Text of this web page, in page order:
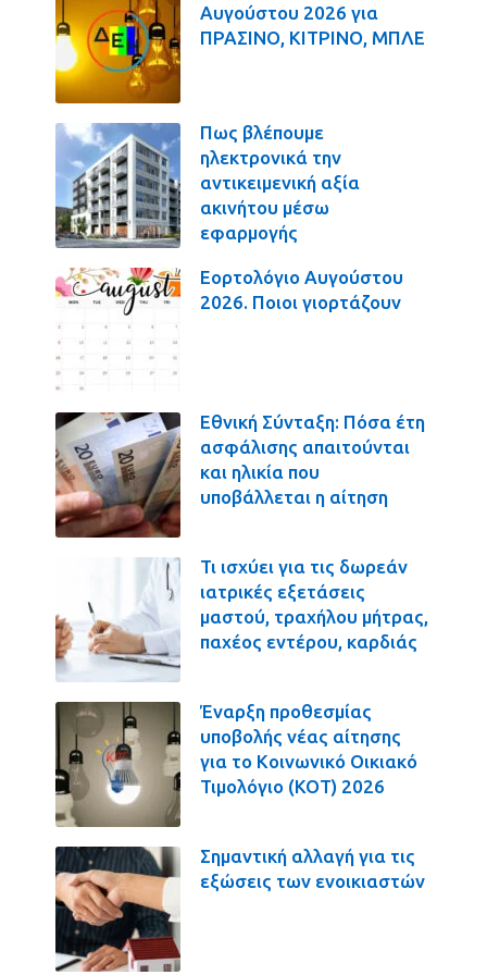
Αυγούστου 2026 για
ΠΡΑΣΙΝΟ, ΚΙΤΡΙΝΟ, ΜΠΛΕ
Πως βλέπουμε
ηλεκτρονικά την
αντικειμενική αξία
ακινήτου μέσω
εφαρμογής
Εορτολόγιο Αυγούστου
2026. Ποιοι γιορτάζουν
Εθνική Σύνταξη: Πόσα έτη
ασφάλισης απαιτούνται
και ηλικία που
υποβάλλεται η αίτηση
Τι ισχύει για τις δωρεάν
ιατρικές εξετάσεις
μαστού, τραχήλου μήτρας,
παχέος εντέρου, καρδιάς
Έναρξη προθεσμίας
υποβολής νέας αίτησης
για το Κοινωνικό Οικιακό
Τιμολόγιο (ΚΟΤ) 2026
Σημαντική αλλαγή για τις
εξώσεις των ενοικιαστών